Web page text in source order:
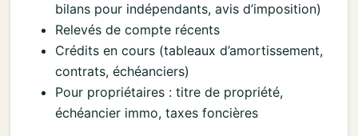
bilans pour indépendants, avis d’imposition)
Relevés de compte récents
Crédits en cours (tableaux d’amortissement,
contrats, échéanciers)
Pour propriétaires : titre de propriété,
échéancier immo, taxes foncières